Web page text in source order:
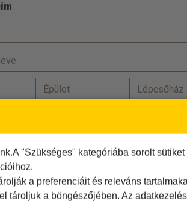
hogy adataimat a(z) TDM Utazási Iroda
elolvastam és elfogadom
tájékoztatótelolvastam és elfogadom
hogy Ön nem robot! Kattintson a 'Nem
"Szükséges" kategóriába sorolt sütiket
a preferenciáit és releváns
tároljuk a böngészőjében. Az